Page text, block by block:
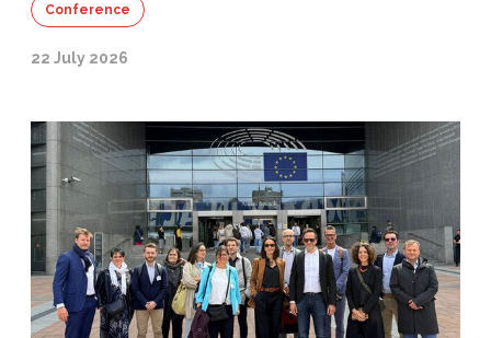
Conference
22 July 2026